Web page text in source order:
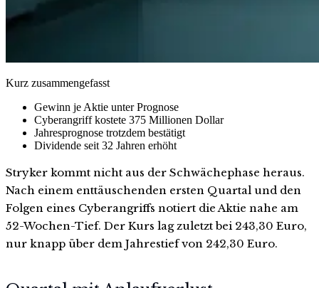
Kurz zusammengefasst
Gewinn je Aktie unter Prognose
Cyberangriff kostete 375 Millionen Dollar
Jahresprognose trotzdem bestätigt
Dividende seit 32 Jahren erhöht
Stryker kommt nicht aus der Schwächephase heraus.
Nach einem enttäuschenden ersten Quartal und den
Folgen eines Cyberangriffs notiert die Aktie nahe am
52-Wochen-Tief. Der Kurs lag zuletzt bei 243,30 Euro,
nur knapp über dem Jahrestief von 242,30 Euro.